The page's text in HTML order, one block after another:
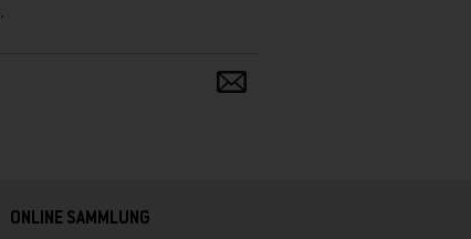
.
ONLINE SAMMLUNG